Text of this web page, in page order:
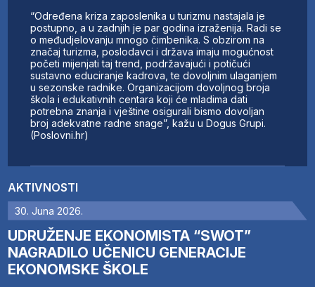
AKTIVNOSTI
30. Juna 2026.
UDRUŽENJE EKONOMISTA “SWOT”
NAGRADILO UČENICU GENERACIJE
EKONOMSKE ŠKOLE
“Određena kriza zaposlenika u turizmu nastajala je
postupno, a u zadnjih je par godina izraženija. Radi se
o međudjelovanju mnogo čimbenika. S obzirom na
značaj turizma, poslodavci i država imaju mogućnost
početi mijenjati taj trend, podržavajući i potičući
sustavno educiranje kadrova, te dovoljnim ulaganjem
u sezonske radnike. Organizacijom dovoljnog broja
škola i edukativnih centara koji će mladima dati
potrebna znanja i vještine osigurali bismo dovoljan
broj adekvatne radne snage”, kažu u Dogus Grupi.
(Poslovni.hr)